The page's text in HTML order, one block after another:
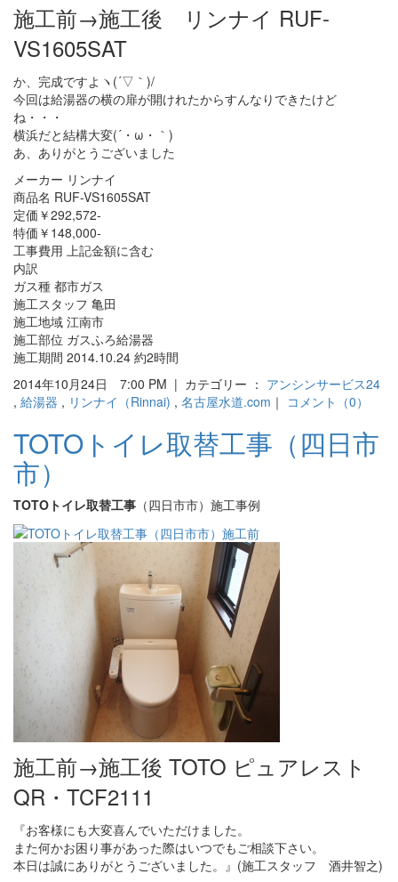
施工前→施工後 リンナイ RUF-
VS1605SAT
か、完成ですよヽ(´▽｀)/
今回は給湯器の横の扉が開けれたからすんなりできたけど
ね・・・
横浜だと結構大変(´・ω・｀)
あ、ありがとうございました
メーカー リンナイ
商品名 RUF-VS1605SAT
定価￥292,572-
特価￥148,000-
工事費用 上記金額に含む
内訳
ガス種 都市ガス
施工スタッフ 亀田
施工地域 江南市
施工部位 ガスふろ給湯器
施工期間 2014.10.24 約2時間
2014年10月24日 7:00 PM | カテゴリー ： アンシンサービス24
, 給湯器 , リンナイ（Rinnai) , 名古屋水道.com ｜ コメント（0）
TOTOトイレ取替工事（四日市
市）
TOTOトイレ取替工事 （四日市市）施工事例
施工前→施工後 TOTO ピュアレスト
QR・TCF2111
『お客様にも大変喜んでいただけました。
また何かお困り事があった際はいつでもご相談下さい。
本日は誠にありがとうございました。』(施工スタッフ 酒井智之)